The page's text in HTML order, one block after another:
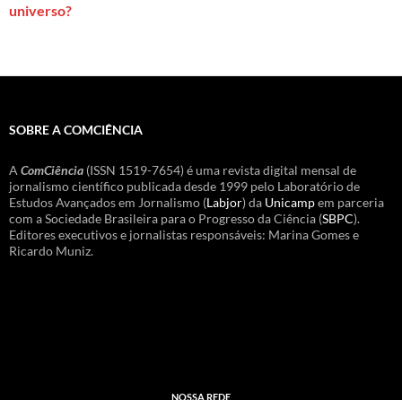
universo?
SOBRE A COMCIÊNCIA
A ComCiência (ISSN 1519-7654) é uma revista digital mensal de
jornalismo científico publicada desde 1999 pelo Laboratório de
Estudos Avançados em Jornalismo (Labjor) da Unicampem parceria
com a Sociedade Brasileira para o Progresso da Ciência (SBPC).
Editores executivos e jornalistas responsáveis: Marina Gomes e
Ricardo Muniz.
NOSSA REDE